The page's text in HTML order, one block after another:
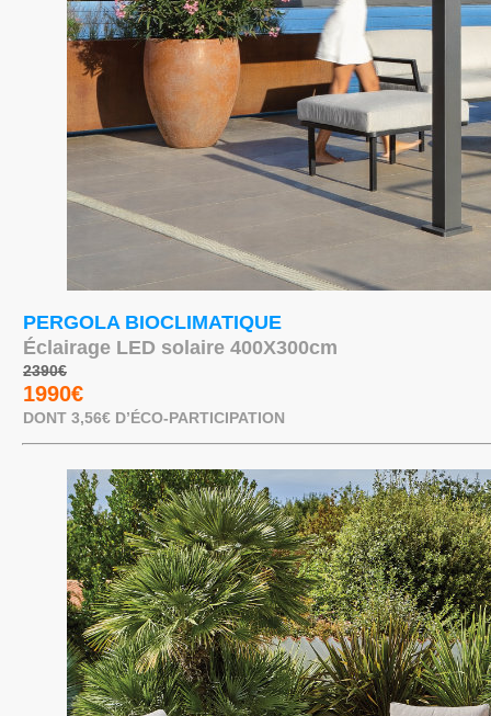
PERGOLA BIOCLIMATIQUE
Éclairage LED solaire 400X300cm
2390€
1990€
DONT 3,56€ D’ÉCO-PARTICIPATION